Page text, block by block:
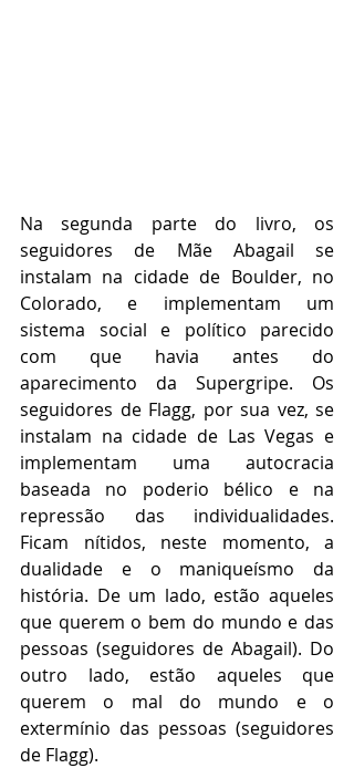
Na segunda parte do livro, os
seguidores de Mãe Abagail se
instalam na cidade de Boulder, no
Colorado, e implementam um
sistema social e político parecido
com que havia antes do
aparecimento da Supergripe. Os
seguidores de Flagg, por sua vez, se
instalam na cidade de Las Vegas e
implementam uma autocracia
baseada no poderio bélico e na
repressão das individualidades.
Ficam nítidos, neste momento, a
dualidade e o maniqueísmo da
história. De um lado, estão aqueles
que querem o bem do mundo e das
pessoas (seguidores de Abagail). Do
outro lado, estão aqueles que
querem o mal do mundo e o
extermínio das pessoas (seguidores
de Flagg).